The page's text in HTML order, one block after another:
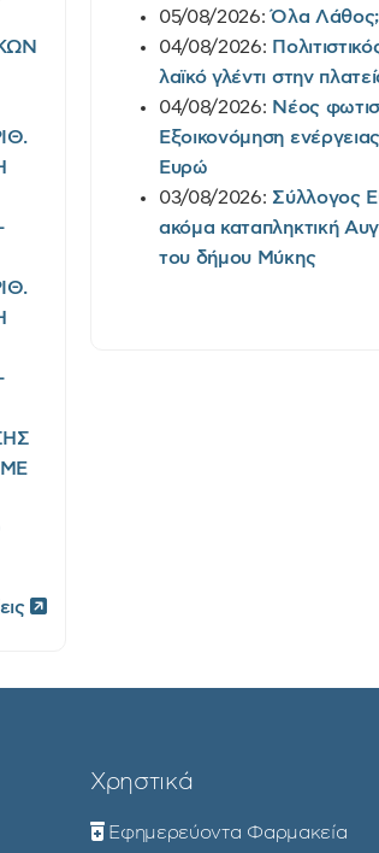
ΜΕ
05/08/2026:Όλα Λάθος;
04/08/2026:
λαϊκό γλέντι στην
04/08/2026: Νέος
Εξοικονόμηση
Ευρώ
03/08/2026: Σύλλογος
ακόμα καταπληκτική
του δήμου Μύκης
Χρηστικά
Εφημερεύοντα Φαρμακεία